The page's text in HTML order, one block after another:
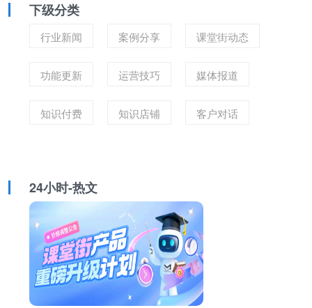
下级分类
行业新闻 案例分享 课堂街动态
功能更新 运营技巧 媒体报道
知识付费 知识店铺 客户对话
24小时-热文